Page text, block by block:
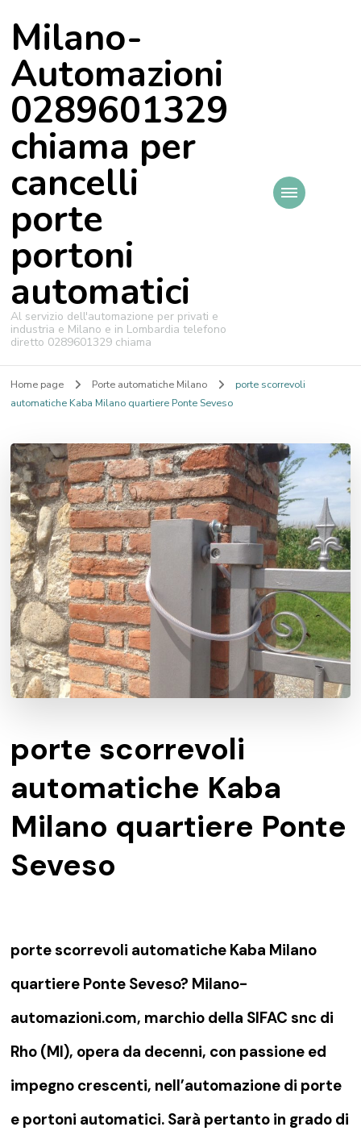
Milano-
Automazioni
0289601329
chiama per
cancelli
porte
portoni
automatici
Al servizio dell'automazione per privati e
industria e Milano e in Lombardia telefono
diretto 0289601329 chiama
Home page Porte automatiche Milano
porte scorrevoli
automatiche Kaba Milano quartiere Ponte Seveso
porte scorrevoli
automatiche Kaba
Milano quartiere Ponte
Seveso
porte scorrevoli automatiche Kaba Milano
quartiere Ponte Seveso? Milano-
automazioni.com, marchio della SIFAC snc di
Rho (MI), opera da decenni, con passione ed
impegno crescenti, nell’automazione di porte
e portoni automatici. Sarà pertanto in grado di